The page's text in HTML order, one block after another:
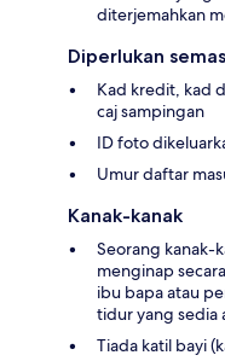
diterjemahkan
Diperlukan
Kad kredit, kad
caj sampingan
ID foto
Umur daftar
Kanak-kanak
Seorang kanak-
menginap
ibu bapa atau
tidur yang sedia
Tiada katil bayi